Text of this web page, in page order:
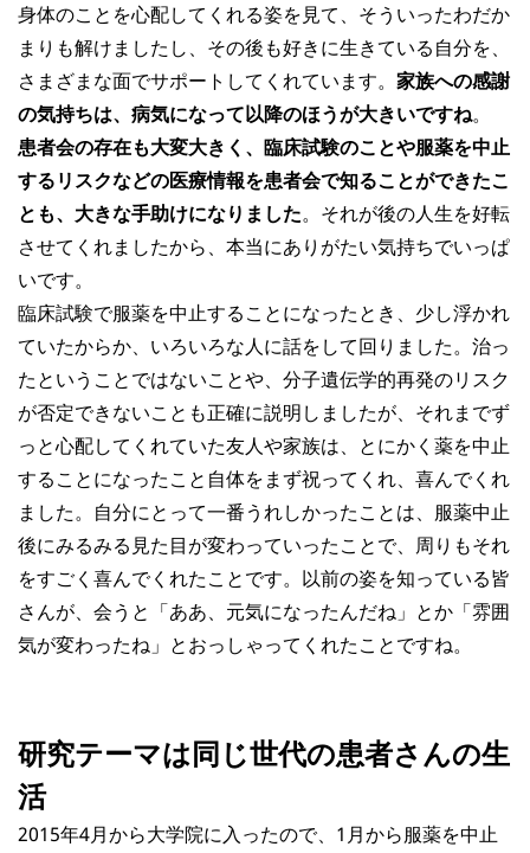
身体のことを心配してくれる姿を見て、そういったわだか
まりも解けましたし、その後も好きに生きている自分を、
さまざまな面でサポートしてくれています。 家族への感謝
の気持ちは、病気になって以降のほうが大きいですね。
患者会の存在も大変大きく、臨床試験のことや服薬を中止
するリスクなどの医療情報を患者会で知ることができたこ
とも、大きな手助けになりました。それが後の人生を好転
させてくれましたから、本当にありがたい気持ちでいっぱ
いです。
臨床試験で服薬を中止することになったとき、少し浮かれ
ていたからか、いろいろな人に話をして回りました。治っ
たということではないことや、分子遺伝学的再発のリスク
が否定できないことも正確に説明しましたが、それまでず
っと心配してくれていた友人や家族は、とにかく薬を中止
することになったこと自体をまず祝ってくれ、喜んでくれ
ました。自分にとって一番うれしかったことは、服薬中止
後にみるみる見た目が変わっていったことで、周りもそれ
をすごく喜んでくれたことです。以前の姿を知っている皆
さんが、会うと「ああ、元気になったんだね」とか「雰囲
気が変わったね」とおっしゃってくれたことですね。
研究テーマは同じ世代の患者さんの生
活
2015年4月から大学院に入ったので、1月から服薬を中止